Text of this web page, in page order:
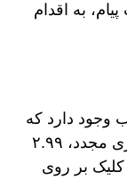
به اقدام
وجود دارد که
معمولاً با برچسبی مانند «برای فعال‌سازی مجدد، ۲.۹۹
بر روی